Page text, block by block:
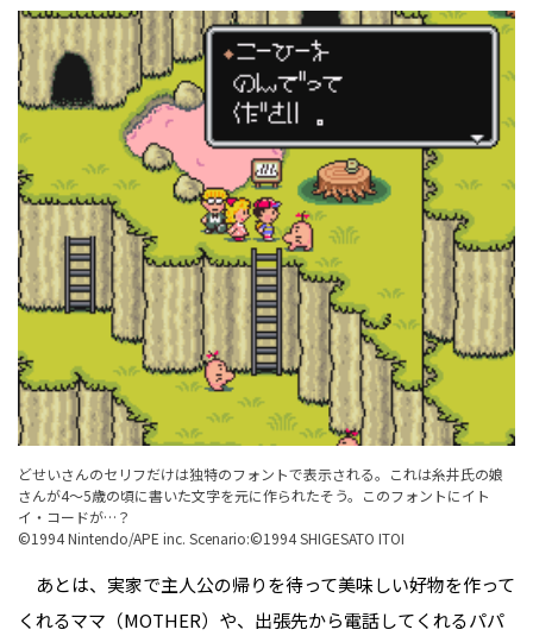
どせいさんのセリフだけは独特のフォントで表示される。これは糸井氏の娘
さんが4〜5歳の頃に書いた文字を元に作られたそう。このフォントにイト
イ・コードが…？
©1994 Nintendo/APE inc. Scenario:©1994 SHIGESATO ITOI
あとは、実家で主人公の帰りを待って美味しい好物を作って
くれるママ（MOTHER）や、出張先から電話してくれるパパ